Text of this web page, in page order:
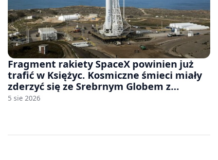
Fragment rakiety SpaceX powinien już
trafić w Księżyc. Kosmiczne śmieci miały
zderzyć się ze Srebrnym Globem z
prędkością 8690 km/h
5 sie 2026